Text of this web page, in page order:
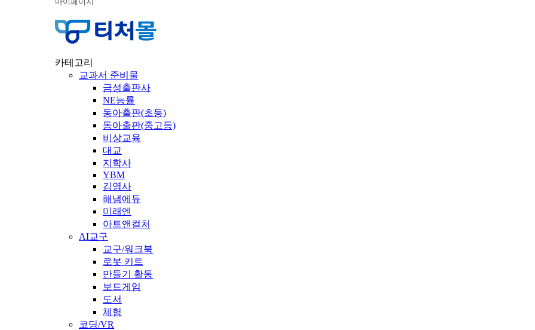
카테고리
교과서 준비물
금성출판사
NE능률
동아출판(초등)
동아출판(중고등)
비상교육
대교
지학사
YBM
김영사
해냄에듀
미래엔
아트앤컬처
AI교구
교구/워크북
로봇 키트
만들기 활동
보드게임
도서
체험
코딩/VR